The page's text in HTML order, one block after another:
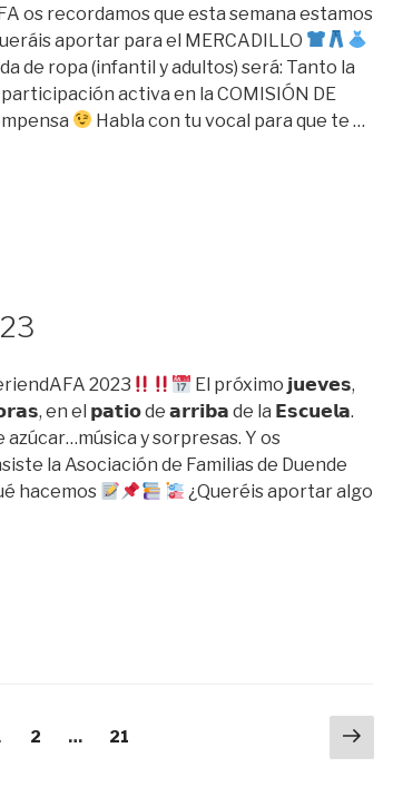
os recordamos que esta semana estamos
aportar para el MERCADILLO
de ropa (infantil y adultos) será: Tanto la
activa en la COMISIÓN DE
Habla con tu vocal para que te …
2023
El próximo 𝗷𝘂𝗲𝘃𝗲𝘀,
en el 𝗽𝗮𝘁𝗶𝗼 de 𝗮𝗿𝗿𝗶𝗯𝗮 de la 𝗘𝘀𝗰𝘂𝗲𝗹𝗮.⁣
azúcar…música y sorpresas. Y os
la Asociación de Familias de Duende
hacemos
¿Queréis aportar algo
Página
2 … Página
21